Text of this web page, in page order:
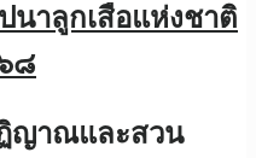
นาลูกเสือแห่งชาติ
๘
ญาณและสวน